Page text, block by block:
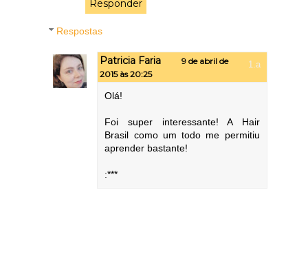
Responder
Respostas
Patricia Faria
9 de abril de
2015 às 20:25
Olá!
Foi super interessante! A Hair
Brasil como um todo me permitiu
aprender bastante!
:***